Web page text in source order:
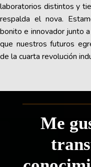
laboratorios distintos y
respalda el nova.
bonito e innovador junto
que nuestros futuros
de la cuarta revolución
Me